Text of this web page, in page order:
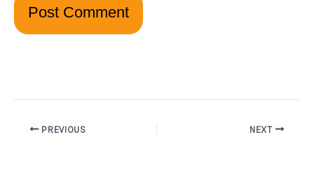
PREVIOUS NEXT